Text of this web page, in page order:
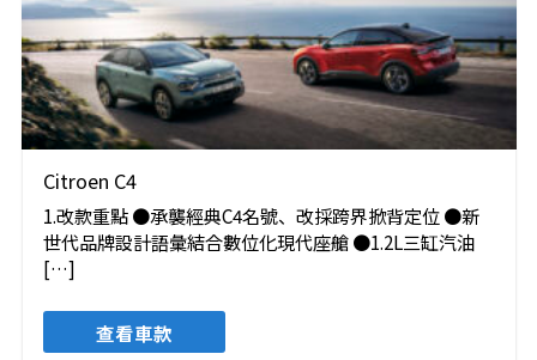
Citroen C4
1.改款重點 ●承襲經典C4名號、改採跨界掀背定位 ●新
世代品牌設計語彙結合數位化現代座艙 ●1.2L三缸汽油
[…]
查看車款